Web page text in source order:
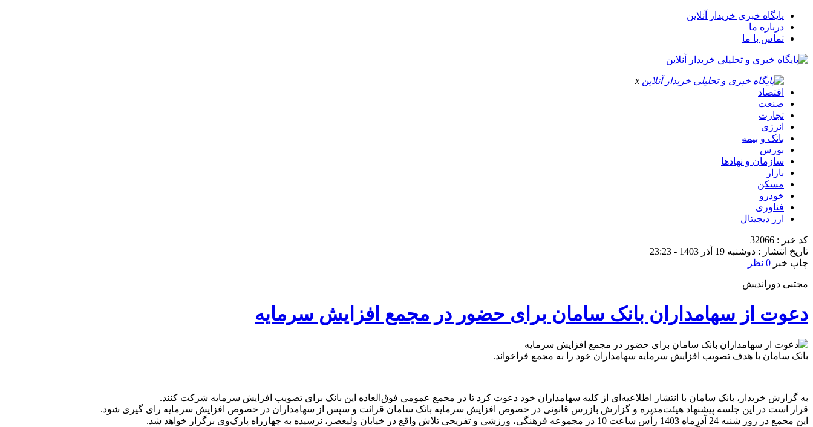
پایگاه خبری خریدار آنلاین
درباره ما
تماس با ما
x
اقتصاد
صنعت
تجارت
انرژی
بانک و بیمه
بورس
سازمان و نهادها
بازار
مسکن
خودرو
فناوری
ارز دیجیتال
کد خبر : 32066
تاریخ انتشار : دوشنبه 19 آذر 1403 - 23:23
چاپ خبر 0 نظر
مجتبی دوراندیش
دعوت از سهامداران بانک سامان برای حضور در مجمع افزایش سرمایه
بانک سامان با هدف تصویب افزایش سرمایه سهامداران خود را به مجمع فراخواند.
به گزارش خریدار، بانک سامان با انتشار اطلاعیه‌ای از کلیه سهامداران خود دعوت کرد تا در مجمع عمومی فوق‌العاده این بانک برای تصویب افزایش سرمایه شرکت کنند.
قرار است در این جلسه پیشنهاد هیئت‌مدیره و گزارش بازرس قانونی در خصوص افزایش سرمایه بانک سامان قرائت و سپس از سهامداران در خصوص افزایش سرمایه رای گیری شود.
این مجمع در روز شنبه 24 آذرماه 1403 رأس ساعت 10 در مجموعه فرهنگی، ورزشی و تفریحی تلاش واقع در خیابان ولیعصر، نرسیده به چهارراه پارک‌وی برگزار خواهد شد.